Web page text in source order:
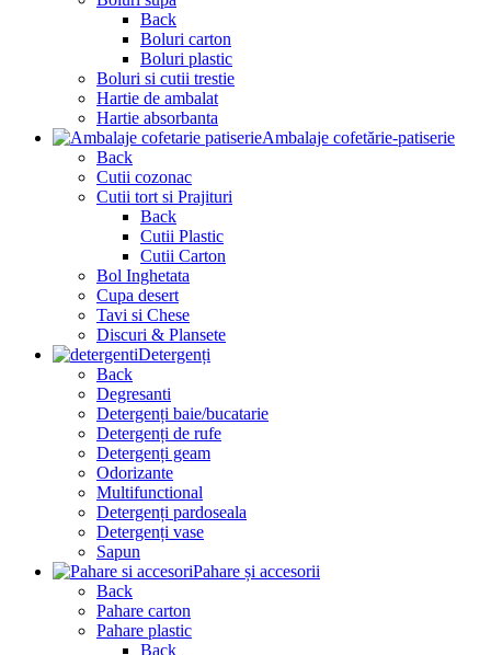
Back
Boluri carton
Boluri plastic
Boluri si cutii trestie
Hartie de ambalat
Hartie absorbanta
Ambalaje cofetărie-patiserie
Back
Cutii cozonac
Cutii tort si Prajituri
Back
Cutii Plastic
Cutii Carton
Bol Inghetata
Cupa desert
Tavi si Chese
Discuri & Plansete
Detergenți
Back
Degresanti
Detergenți baie/bucatarie
Detergenți de rufe
Detergenți geam
Odorizante
Multifunctional
Detergenți pardoseala
Detergenți vase
Sapun
Pahare și accesorii
Back
Pahare carton
Pahare plastic
Back